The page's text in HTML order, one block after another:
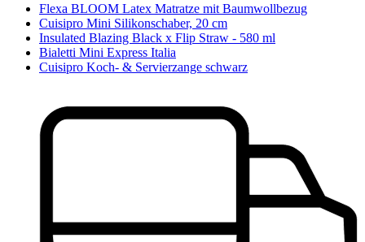
Flexa BLOOM Latex Matratze mit Baumwollbezug
Cuisipro Mini Silikonschaber, 20 cm
Insulated Blazing Black x Flip Straw - 580 ml
Bialetti Mini Express Italia
Cuisipro Koch- & Servierzange schwarz